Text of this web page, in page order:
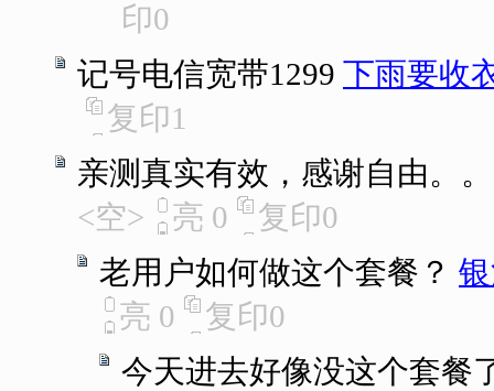
印0
记号电信宽带1299 下雨要收
复印1
亲测真实有效，感谢自由。
<空>
亮 0 复印0
老用户如何做这个套餐？
亮 0 复印0
今天进去好像没这个套餐